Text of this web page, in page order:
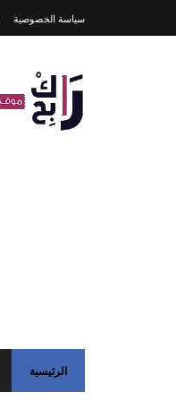
سياسة الخصوصية
الرئيسية